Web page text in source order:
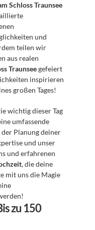
Schloss Traunsee
und
teilen wir
Traunsee gefeiert
inspirieren
großen Tages!
wichtig dieser Tag
umfassende
und unser
und erfahrenen
, die deine
mit uns die Magie
zu 150